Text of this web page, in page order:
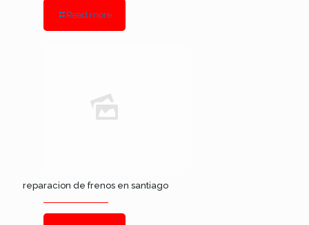
Read more
reparacion de frenos en santiago